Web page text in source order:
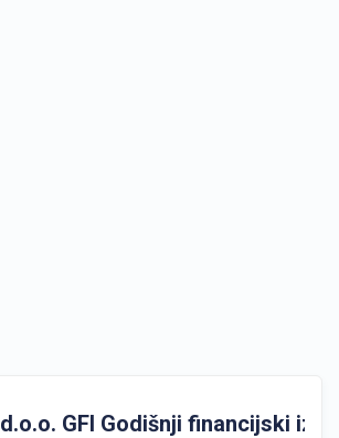
d.o.o. GFI Godišnji financijski